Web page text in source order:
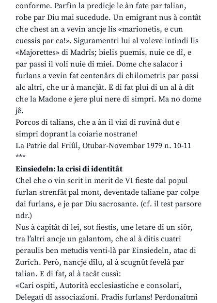
conforme. Parfìn la predicje le àn fate par talian,
robe par Diu mai sucedude. Un emigrant nus à contât
che chest an a vevin ancje lis «marionetis, e cun
cuessis par ca!». Siguramentri lui al voleve intindi lis
«Majorettes» di Madrîs; bielis puemis, nuie ce dî, e
par passi il voli nuie di miei. Dome che salacor i
furlans a vevin fat centenârs di chilometris par passi
alc altri, che ur à mancjât. E di fat plui di un al à dit
che la Madone e jere plui nere di simpri. Ma no dome
jê.
Porcos di talians, che a àn il vizi di ruvinâ dut e
simpri doprant la coiarìe nostrane!
La Patrie dal Friûl, Otubar-Novembar 1979 n. 10-11
***
Einsiedeln: la crisi di identitât
Chel che o vin scrit in merit de VI fieste dal popul
furlan strenfât pal mont, deventade taliane par colpe
dai furlans, e je par Diu sacrosante. (cf. il test parsore
ndr.)
Nus à capitât di lei, sot fiestis, une letare di un siôr,
tra l’altri ancje un galantom, che al à ditis cuatri
peraulis ben metudis venti-là par Einsiedeln, atac di
Zurich. Però, nancje dîlu, al à scugnût fevelâ par
talian. E di fat, al à tacât cussì:
«Cari ospiti, Autorità ecclesiastiche e consolari,
Delegati di associazioni. Fradis furlans! Perdonaitmi